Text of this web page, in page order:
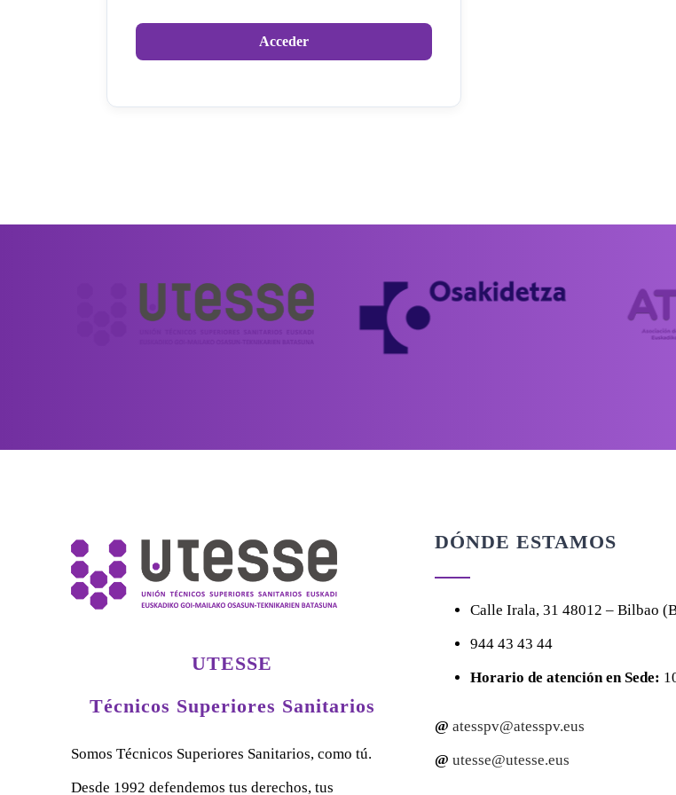
UTESSE
Técnicos Superiores Sanitarios
Somos Técnicos Superiores Sanitarios, como tú.
Desde 1992 defendemos tus derechos, tus
DÓNDE ESTAMOS
CalleIrala, 3148012 – Bilbao
944 43 43 44
Horario de atención en Sede:
@ atesspv@atesspv.eus
@ utesse@utesse.eus